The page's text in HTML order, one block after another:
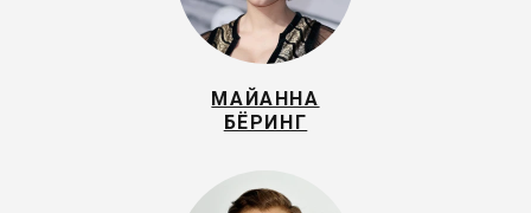
МАЙАННА
БЁРИНГ